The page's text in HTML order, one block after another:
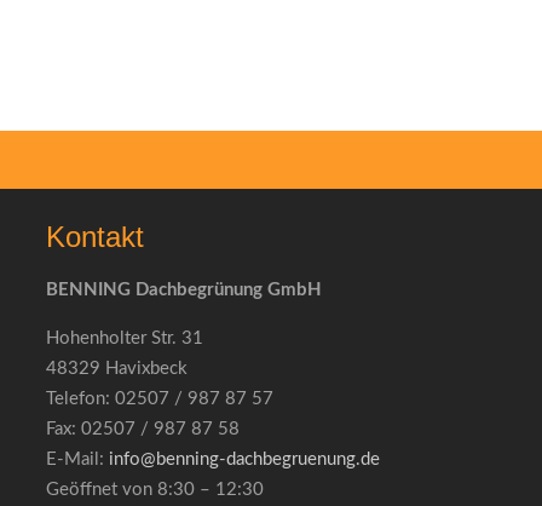
Kontakt
BENNING Dachbegrünung GmbH
Hohenholter Str. 31
48329 Havixbeck
Telefon: 02507 / 987 87 57
Fax: 02507 / 987 87 58
E-Mail: info@benning-dachbegruenung.de
Geöffnet von 8:30 – 12:30